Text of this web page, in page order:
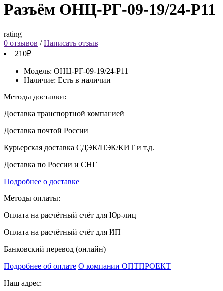
Разъём ОНЦ-РГ-09-19/24-Р11
rating
0 отзывов /Написать отзыв
210₽
Модель: ОНЦ-РГ-09-19/24-Р11
Наличие: Есть в наличии
Методы доставки:
Доставка транспортной компанией
Доставка почтой России
Курьерская доставка СДЭК/ПЭК/КИТ и т.д.
Доставка по России и СНГ
Подробнее о доставке
Методы оплаты:
Оплата на расчётный счёт для Юр-лиц
Оплата на расчётный счёт для ИП
Банковский перевод (онлайн)
Подробнее об оплате О компании ОПТПРОЕКТ
Наш адрес: